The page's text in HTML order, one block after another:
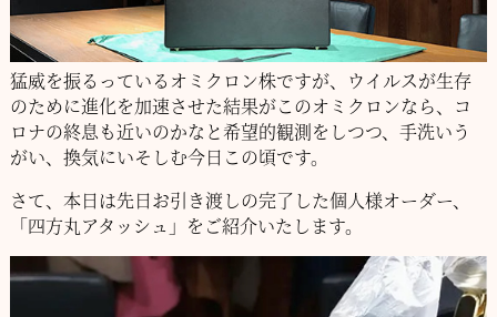
猛威を振るっているオミクロン株ですが、ウイルスが生存
のために進化を加速させた結果がこのオミクロンなら、コ
ロナの終息も近いのかなと希望的観測をしつつ、手洗いう
がい、換気にいそしむ今日この頃です。
さて、本日は先日お引き渡しの完了した個人様オーダー、
「四方丸アタッシュ」をご紹介いたします。